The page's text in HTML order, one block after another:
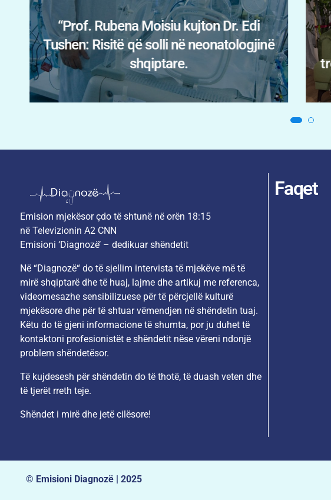
Menopauza nuk prek vetëm trupin:
Psikiatrja Fatbardha Myslimaj Xhani
tregon shenjat që nuk duhen neglizhuar
Emision mjekësor çdo të shtunë në orën 18:15
në Televizionin A2 CNN
Emisioni ‘Diagnozë’ – dedikuar shëndetit
Në “Diagnozë“ do të sjellim intervista të mjekëve më të
mirë shqiptarë dhe të huaj, lajme dhe artikuj me referenca,
videomesazhe sensibilizuese për të përcjellë kulturë
mjekësore dhe për të shtuar vëmendjen në shëndetin tuaj.
Këtu do të gjeni informacione të shumta, por ju duhet të
kontaktoni profesionistët e shëndetit nëse vëreni ndonjë
problem shëndetësor.
Të kujdesesh për shëndetin do të thotë, të duash veten dhe
të tjerët rreth teje.
Shëndet i mirë dhe jetë cilësore!
Faqet
© Emisioni Diagnozë | 2025